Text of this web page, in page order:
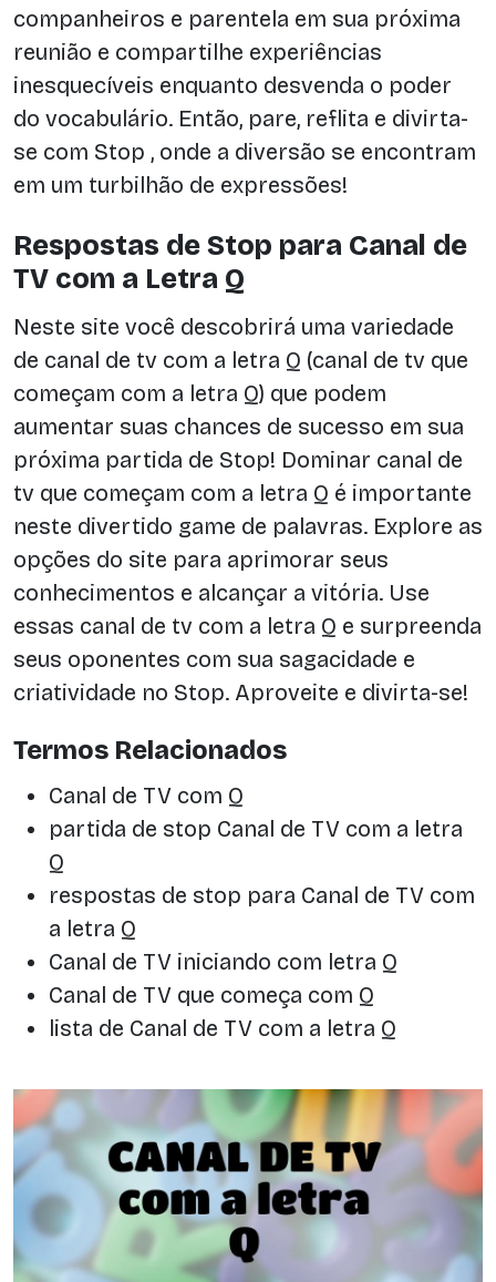
companheiros e parentela em sua próxima
reunião e compartilhe experiências
inesquecíveis enquanto desvenda o poder
do vocabulário. Então, pare, reflita e divirta-
se com Stop , onde a diversão se encontram
em um turbilhão de expressões!
Respostas de Stop para Canal de
TV com a Letra Q
Neste site você descobrirá uma variedade
de canal de tv com a letra Q (canal de tv que
começam com a letra Q) que podem
aumentar suas chances de sucesso em sua
próxima partida de Stop! Dominar canal de
tv que começam com a letra Q é importante
neste divertido game de palavras. Explore as
opções do site para aprimorar seus
conhecimentos e alcançar a vitória. Use
essas canal de tv com a letra Q e surpreenda
seus oponentes com sua sagacidade e
criatividade no Stop. Aproveite e divirta-se!
Termos Relacionados
Canal de TV com Q
partida de stop Canal de TV com a letra
Q
respostas de stop para Canal de TV com
a letra Q
Canal de TV iniciando com letra Q
Canal de TV que começa com Q
lista de Canal de TV com a letra Q